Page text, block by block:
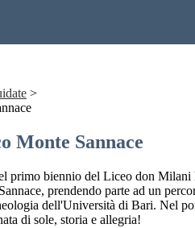
>
Monte Sannace
primo biennio del Liceo don
prendendo parte ad un
dell'Università di Bari. Nel
di sole, storia e allegria!